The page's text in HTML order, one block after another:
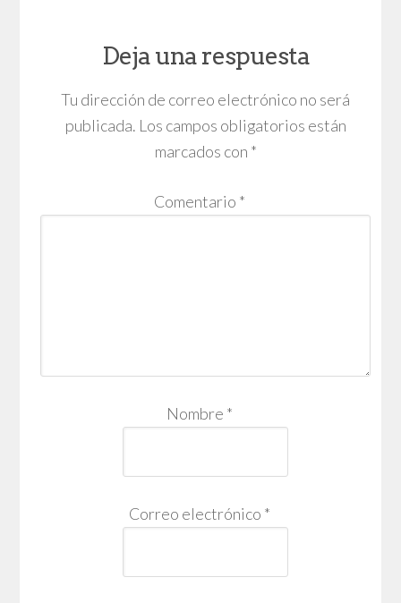
Deja una respuesta
Tu dirección de correo electrónico no será
publicada. Los campos obligatorios están
marcados con *
Comentario *
Nombre *
Correo electrónico *